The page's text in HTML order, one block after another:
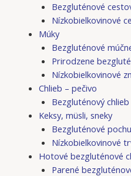
Bezgluténové
Nízkobielkovinové
Múky
Bezgluténové
Prirodzene
Nízkobielkovinové
Chlieb – pečivo
Bezgluténový
Keksy, müsli, sneky
Bezgluténové
Nízkobielkovinové
Hotové bezgluténové
Parené